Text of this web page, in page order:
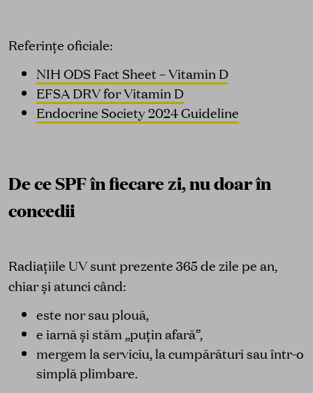
Referințe oficiale:
NIH ODS Fact Sheet – Vitamin D
EFSA DRV for Vitamin D
Endocrine Society 2024 Guideline
De ce SPF în fiecare zi, nu doar în
concedii
Radiațiile UV sunt prezente 365 de zile pe an,
chiar și atunci când:
este nor sau plouă,
e iarnă și stăm „puțin afară”,
mergem la serviciu, la cumpărături sau într-o
simplă plimbare.